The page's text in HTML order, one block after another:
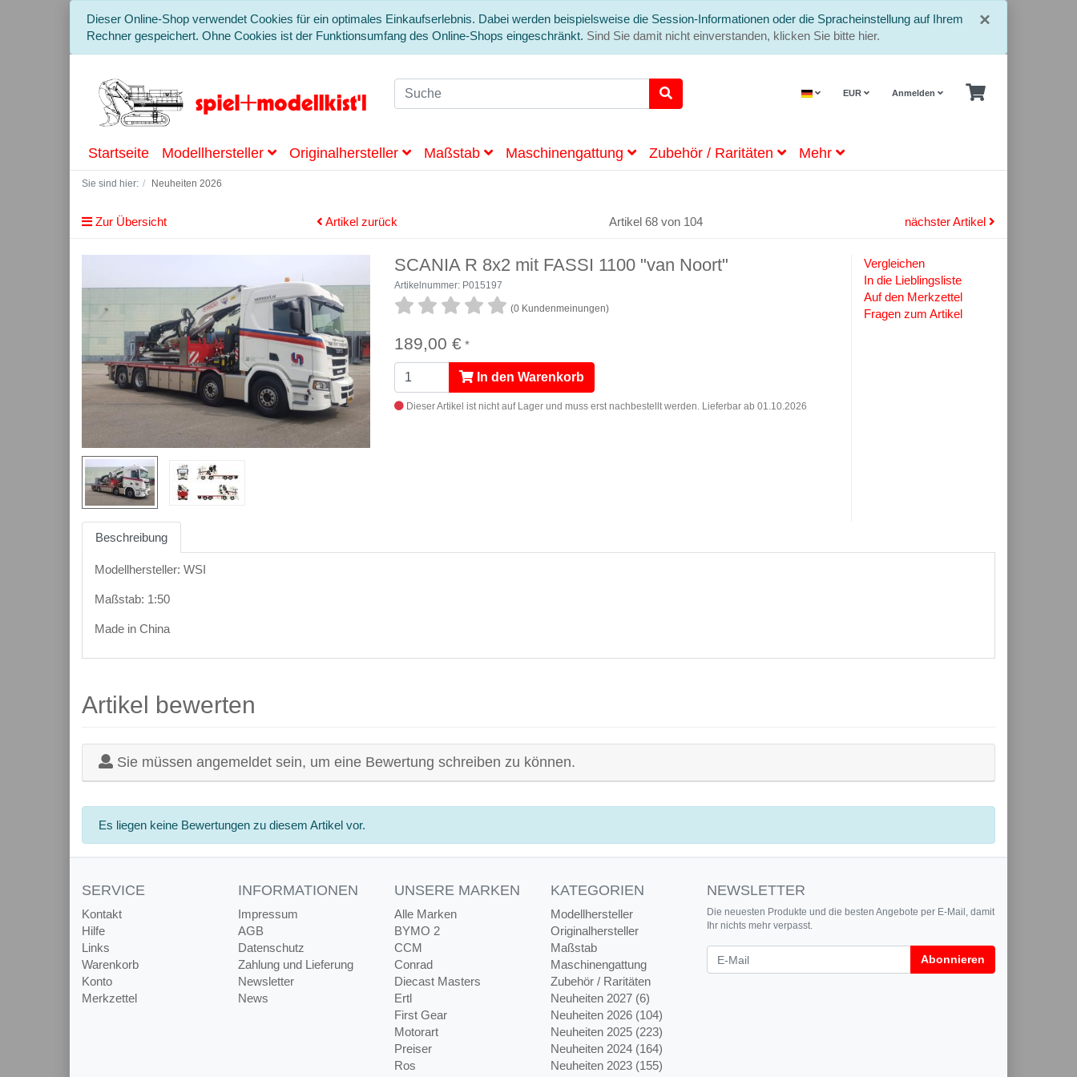
×
Dieser Online-Shop verwendet Cookies für ein optimales Einkaufserlebnis. Dabei werden beispielsweise die Session-Informationen oder die Spracheinstellung auf Ihrem
Rechner gespeichert. Ohne Cookies ist der Funktionsumfang des Online-Shops eingeschränkt. Sind Sie damit nicht einverstanden, klicken Sie bitte hier.
EUR Anmelden
Startseite Modellhersteller Originalhersteller Maßstab Maschinengattung Zubehör / Raritäten Mehr
Sie sind hier: Neuheiten 2026
Zur Übersicht Artikel zurück Artikel 68 von 104 nächster Artikel
SCANIA R 8x2 mit FASSI 1100 "van Noort"
Artikelnummer: P015197
(0 Kundenmeinungen)
189,00 € *
In den Warenkorb
Dieser Artikel ist nicht auf Lager und muss erst nachbestellt werden. Lieferbar ab 01.10.2026
Vergleichen
In die Lieblingsliste
Auf den Merkzettel
Fragen zum Artikel
Beschreibung
Modellhersteller: WSI
Maßstab: 1:50
Made in China
Artikel bewerten
Sie müssen angemeldet sein, um eine Bewertung schreiben zu können.
Es liegen keine Bewertungen zu diesem Artikel vor.
SERVICE
Kontakt
Hilfe
Links
Warenkorb
Konto
Merkzettel
INFORMATIONEN
Impressum
AGB
Datenschutz
Zahlung und Lieferung
Newsletter
News
UNSERE MARKEN
Alle Marken
BYMO 2
CCM
Conrad
Diecast Masters
Ertl
First Gear
Motorart
Preiser
Ros
KATEGORIEN
Modellhersteller
Originalhersteller
Maßstab
Maschinengattung
Zubehör / Raritäten
Neuheiten 2027 (6)
Neuheiten 2026 (104)
Neuheiten 2025 (223)
Neuheiten 2024 (164)
Neuheiten 2023 (155)
NEWSLETTER
Die neuesten Produkte und die besten Angebote per E-Mail, damit
Ihr nichts mehr verpasst.
Newsletter Abonnieren